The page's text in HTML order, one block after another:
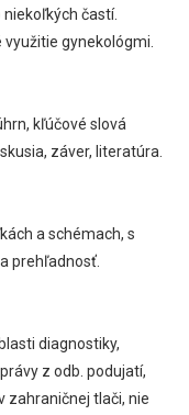
častí.
gynekológmi.
kľúčové slová
záver, literatúra.
a schémach, s
prehľadnosť.
diagnostiky,
z odb. podujatí,
zahraničnej tlači, nie